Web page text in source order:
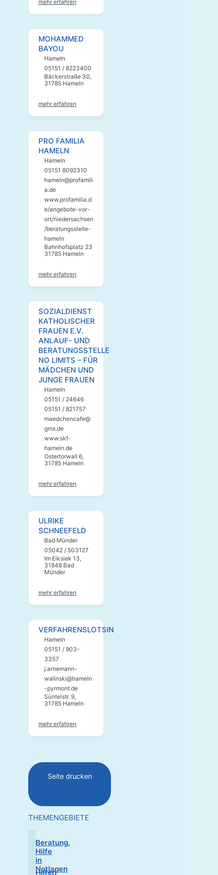
mehr erfahren
MOHAMMED
BAYOU
Hameln
05151 / 8223400
Bäckerstraße 30,
31785 Hameln
mehr erfahren
PRO FAMILIA
HAMELN
Hameln
05151 8092310
hameln@profamili
a.de
www.profamilia.d
e/angebote-vor-
ort/niedersachsen
/beratungsstelle-
hameln
Bahnhofsplatz 23
31785 Hameln
mehr erfahren
SOZIALDIENST
KATHOLISCHER
FRAUEN E.V.
ANLAUF- UND
BERATUNGSSTELLE
NO LIMITS – FÜR
MÄDCHEN UND
JUNGE FRAUEN
Hameln
05151 / 24646
05151 / 821757
maedchencafe@
gmx.de
www.skf-
hameln.de
Ostertorwall 6,
31785 Hameln
mehr erfahren
ULRIKE
SCHNEEFELD
Bad Münder
05042 / 503127
Im Eiksiek 13,
31848 Bad
Münder
mehr erfahren
VERFAHRENSLOTSIN
Hameln
05151 / 903-
3357
j.arnemann-
walinski@hameln
-pyrmont.de
Süntelstr. 9,
31785 Hameln
mehr erfahren
Seite drucken
THEMENGEBIETE
Beratung,
Hilfe
in
Notlagen
Hilfen